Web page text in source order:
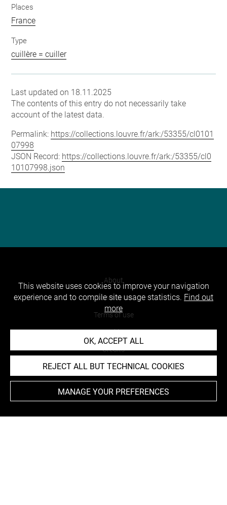
Places
France
Type
cuillère = cuiller
Last updated on 18.11.2025
The contents of this entry do not necessarily take
account of the latest data.
Permalink: https://collections.louvre.fr/ark:/53355/cl0101
07998
JSON Record: https://collections.louvre.fr/ark:/53355/cl0
10107998.json
About
Contact Us
Terms of use
Cookies
Credits
Accessibility : non compliant
This website uses cookies to improve your navigation
experience and to compile site usage statistics. Find out
more
OK, ACCEPT ALL
REJECT ALL BUT TECHNICAL COOKIES
MANAGE YOUR PREFERENCES